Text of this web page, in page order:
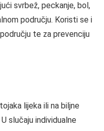
svrbež, peckanje, bol,
području. Koristi se i
te za prevenciju
lijeka ili na biljne
slučaju individualne